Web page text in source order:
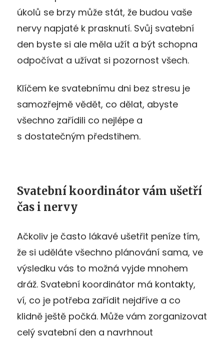
úkolů se brzy může stát, že budou vaše
nervy napjaté k prasknutí. Svůj svatební
den byste si ale měla užít a být schopna
odpočívat a užívat si pozornost všech.
Klíčem ke svatebnímu dni bez stresu je
samozřejmě vědět, co dělat, abyste
všechno zařídili co nejlépe a
s dostatečným předstihem.
Svatební koordinátor vám ušetří
čas i nervy
Ačkoliv je často lákavé ušetřit peníze tím,
že si uděláte všechno plánování sama, ve
výsledku vás to možná vyjde mnohem
dráž. Svatební koordinátor má kontakty,
ví, co je potřeba zařídit nejdříve a co
klidně ještě počká. Může vám zorganizovat
celý svatební den a navrhnout